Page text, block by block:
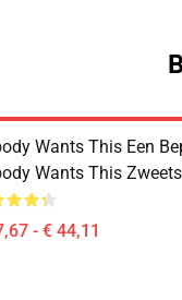
Wants This Een
Wants This
- € 44,11